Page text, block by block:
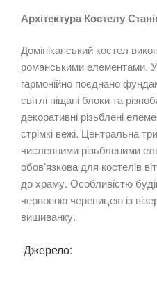
Архітектура Костелу
Домініканський костел
романськими елементами.
гармонійно поєднано
світлі піщані блоки та
декоративні різьблені
стрімкі вежі. Центральна
численними різьбленими
обов’язкова для костелів
до храму. Особливістю
червоною черепицею із
вишиванку.
Джерело: